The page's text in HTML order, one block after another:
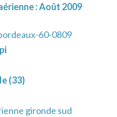
: Août 2009
60-0809
(33)
gironde sud